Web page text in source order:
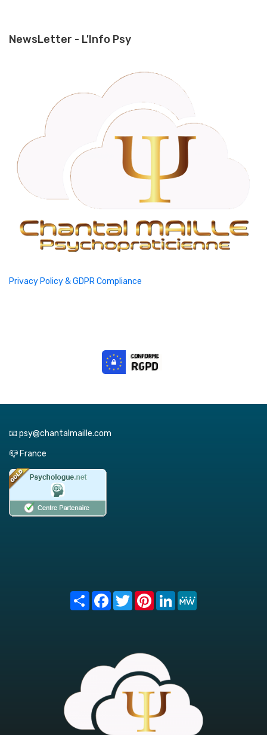
NewsLetter - L'Info Psy
Privacy Policy & GDPR Compliance
📧 psy@chantalmaille.com
📪 France
Share FacebookTwitterPinterest
LinkedIn